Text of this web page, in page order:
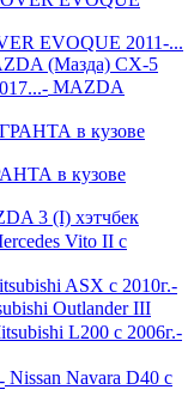
EVOQUE 2011-...
(Мазда) CX-5
MAZDA
в кузове
3 (I) хэтчбек
Vito II с
ASX с 2010г.-
Outlander III
L200 с 2006г.-
Nissan Navara D40 с